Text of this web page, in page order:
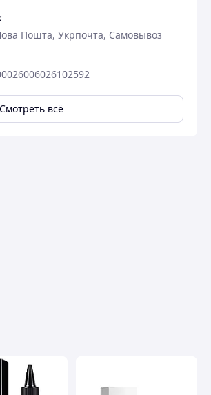
Пошта, Укрпочта, Самовывоз
Смотреть всё